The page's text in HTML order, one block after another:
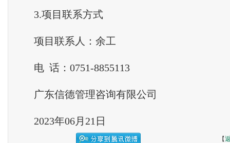
3.项目联系方式
项目联系人：余工
电 话：0751-8855113
广东信德管理咨询有限公司
2023年06月21日
【